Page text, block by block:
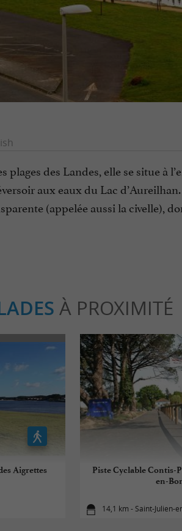
plages des Landes, elle se situe à
aux eaux du Lac
(appelée aussi la civelle),
À PROXIMITÉ
Aigrettes
Piste Cyclable Contis-
en-
14,1 km - Saint-Julien-